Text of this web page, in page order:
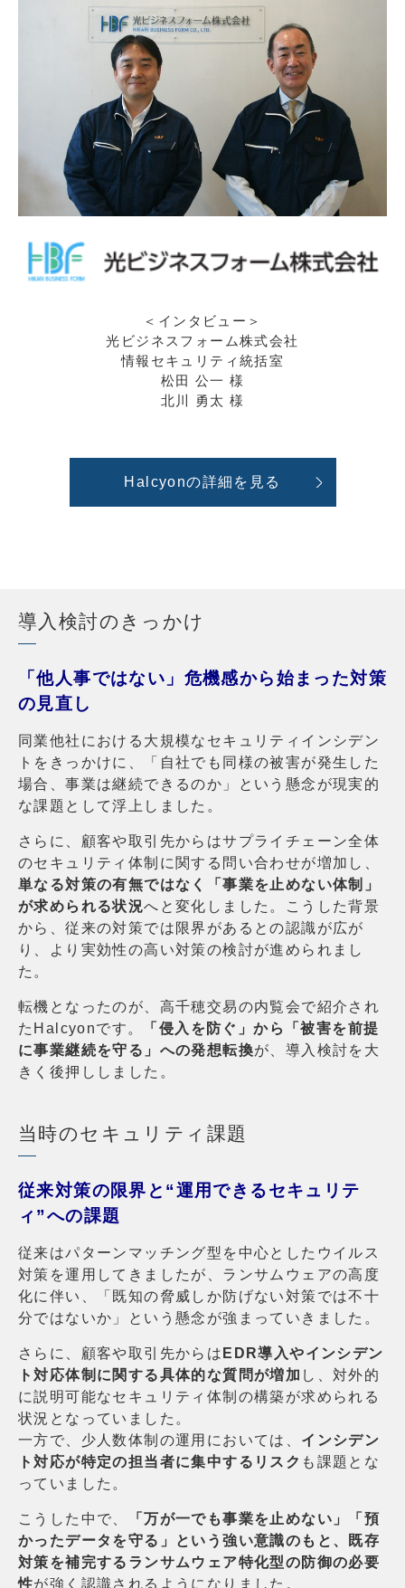
＜インタビュー＞
光ビジネスフォーム株式会社
情報セキュリティ統括室
松田 公一 様
北川 勇太 様
Halcyonの詳細を見る
導入検討のきっかけ
「他人事ではない」危機感から始まった対策
の見直し
同業他社における大規模なセキュリティインシデン
トをきっかけに、「自社でも同様の被害が発生した
場合、事業は継続できるのか」という懸念が現実的
な課題として浮上しました。
さらに、顧客や取引先からはサプライチェーン全体
のセキュリティ体制に関する問い合わせが増加し、
単なる対策の有無ではなく「事業を止めない体制」
が求められる状況へと変化しました。こうした背景
から、従来の対策では限界があるとの認識が広が
り、より実効性の高い対策の検討が進められまし
た。
転機となったのが、高千穂交易の内覧会で紹介され
たHalcyonです。
「侵入を防ぐ」から「被害を前提
に事業継続を守る」への発想転換が、導入検討を大
きく後押ししました。
当時のセキュリティ課題
従来対策の限界と“運用できるセキュリテ
ィ”への課題
従来はパターンマッチング型を中心としたウイルス
対策を運用してきましたが、ランサムウェアの高度
化に伴い、「既知の脅威しか防げない対策では不十
分ではないか」という懸念が強まっていきました。
さらに、顧客や取引先からは EDR導入やインシデン
ト対応体制に関する具体的な質問が増加 し、対外的
に説明可能なセキュリティ体制の構築が求められる
状況となっていました。
一方で、少人数体制の運用においては、 インシデン
ト対応が特定の担当者に集中するリスク も課題とな
っていました。
こうした中で、
「万が一でも事業を止めない」「預
かったデータを守る」という強い意識のもと、既存
対策を補完するランサムウェア特化型の防御の必要
性が強く認識されるようになりました。